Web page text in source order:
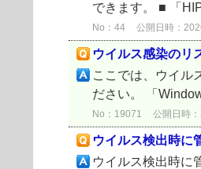
できます。 ■ 「
No：44 公開日時：
ウイルス感染のリ
ここでは、ウイル
ださい。 「
No：19071 公開日時
ウイルス検出時に
ウイルス検出時に